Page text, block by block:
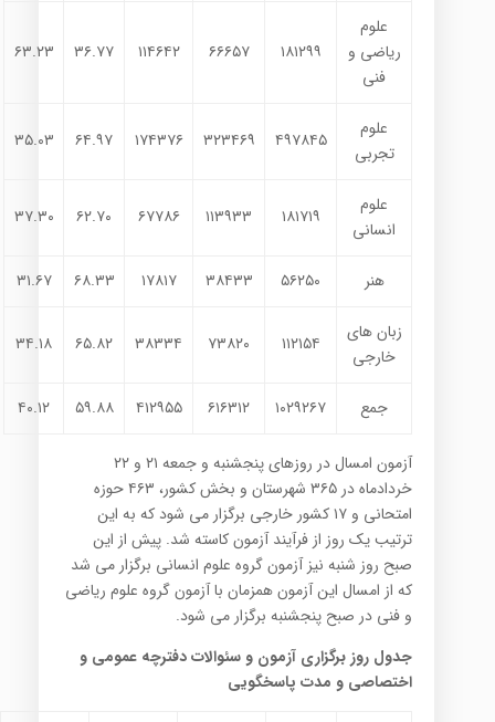
علوم
ریاضی و
فنی
۱۸۱۲۹۹ ۶۶۶۵۷ ۱۱۴۶۴۲ ۳۶.۷۷ ۶۳.۲۳
علوم
تجربی
۴۹۷۸۴۵ ۳۲۳۴۶۹ ۱۷۴۳۷۶ ۶۴.۹۷ ۳۵.۰۳
علوم
انسانی
۱۸۱۷۱۹ ۱۱۳۹۳۳ ۶۷۷۸۶ ۶۲.۷۰ ۳۷.۳۰
هنر ۵۶۲۵۰ ۳۸۴۳۳ ۱۷۸۱۷ ۶۸.۳۳ ۳۱.۶۷
زبان های
خارجی
۱۱۲۱۵۴ ۷۳۸۲۰ ۳۸۳۳۴ ۶۵.۸۲ ۳۴.۱۸
جمع ۱۰۲۹۲۶۷ ۶۱۶۳۱۲ ۴۱۲۹۵۵ ۵۹.۸۸ ۴۰.۱۲
آزمون امسال در روزهای پنجشنبه و جمعه ۲۱ و ۲۲
خردادماه در ۳۶۵ شهرستان و بخش کشور، ۴۶۳ حوزه
امتحانی و ۱۷ کشور خارجی برگزار می شود که به این
ترتیب یک روز از فرآیند آزمون کاسته شد. پیش از این
صبح روز شنبه نیز آزمون گروه علوم انسانی برگزار می شد
که از امسال این آزمون همزمان با آزمون گروه علوم ریاضی
و فنی در صبح پنجشنبه برگزار می شود.
جدول روز برگزاری آزمون و سئوالات دفترچه عمومی و
اختصاصی و مدت پاسخگویی